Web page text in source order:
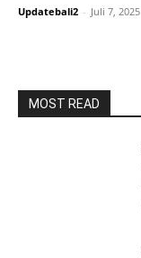
Updatebali2 - Juli 7, 2025
MOST READ